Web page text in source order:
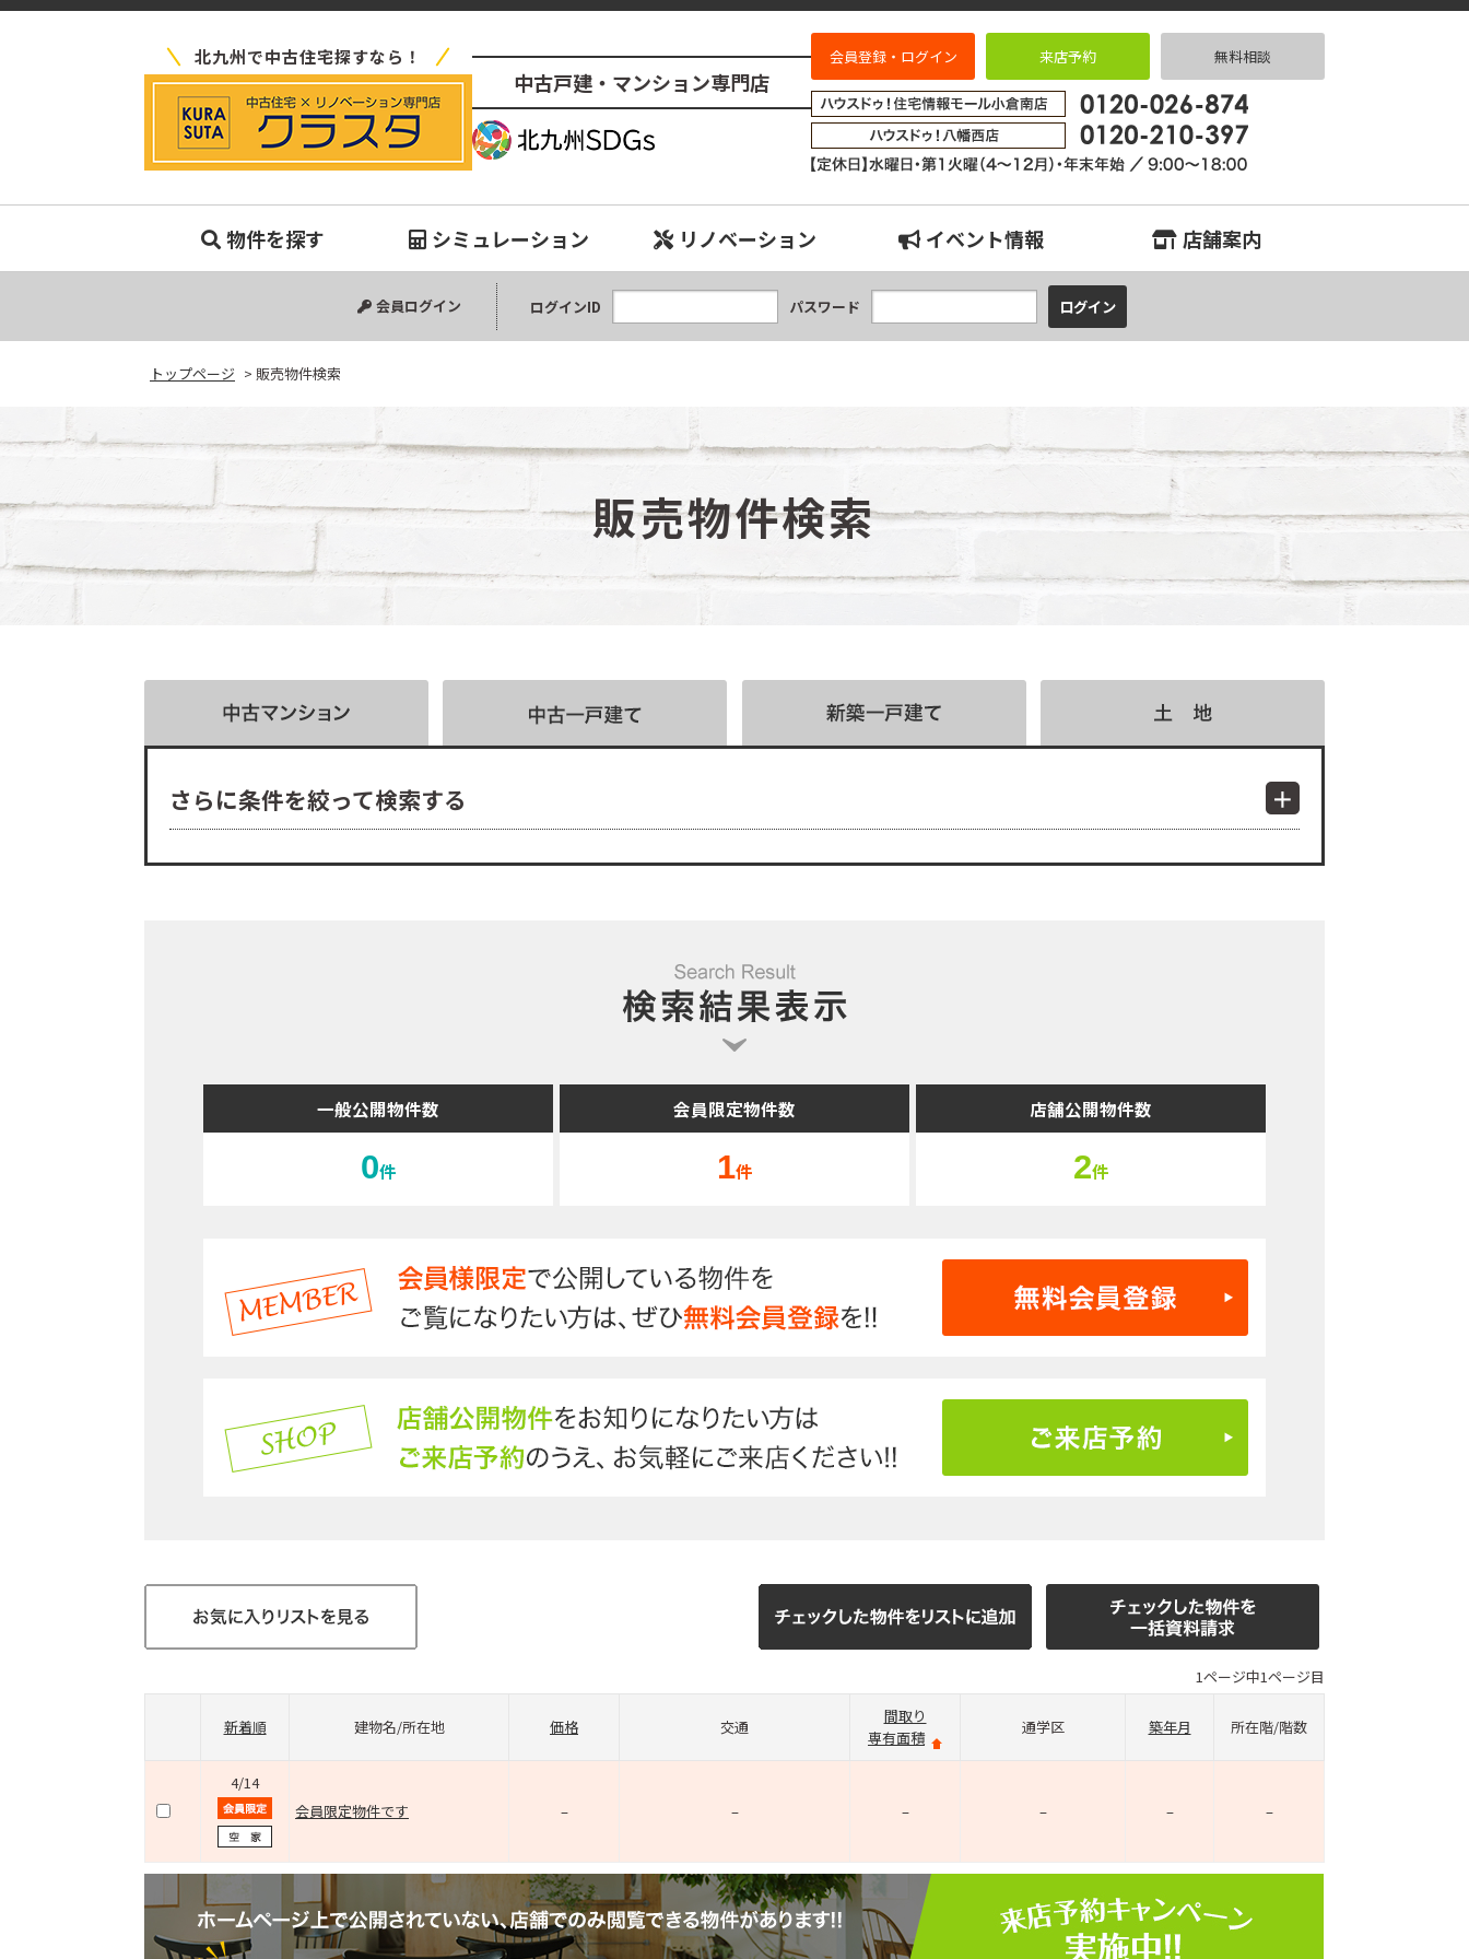
北九州で中古住宅探すなら！
販売物件検索｜小倉南、八幡西、八幡東、小倉北、戸畑、門司、若松エリアの中古マンション、中古戸建、不動産のことなら『中古住宅専門店クラスタ～
中古戸建・マンション専門店
会員登録・ログイン 来店予約 無料相談
物件を探す
中古マンション
中古一戸建て
新築一戸建て
土地
シミュレーション リノベーション イベント情報 店舗案内
会員ログイン ログインID パスワード
トップページ > 販売物件検索
販売物件検索
さらに条件を絞って検索する
一般公開物件数
0件
会員限定物件数
1件
店舗公開物件数
2件
1ページ中1ページ目
新着順 建物名/所在地 価格 交通
間取り
専有面積
通学区 築年月 所在階/階数
4/14
会員限定物件です
– – – – – –